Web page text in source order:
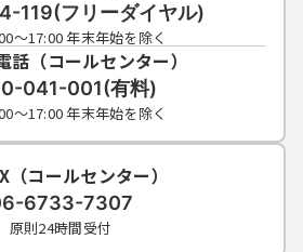
119(フリーダイヤル)
～17:00 年末年始を除く
話（コールセンター）
041-001(有料)
～17:00 年末年始を除く
（コールセンター）
6733-7307
原則24時間受付